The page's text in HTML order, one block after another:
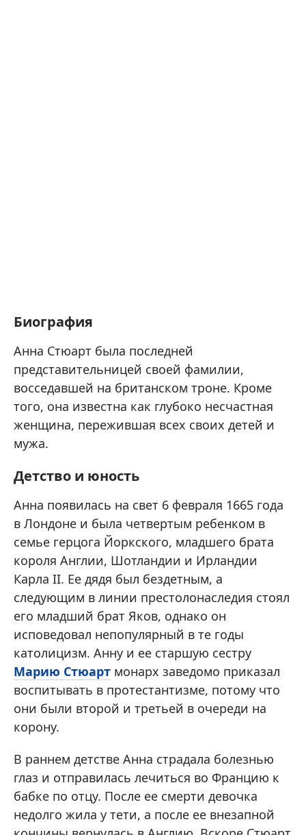
Биография
Анна Стюарт была последней
представительницей своей фамилии,
восседавшей на британском троне. Кроме
того, она известна как глубоко несчастная
женщина, пережившая всех своих детей и
мужа.
Детство и юность
Анна появилась на свет 6 февраля 1665 года
в Лондоне и была четвертым ребенком в
семье герцога Йоркского, младшего брата
короля Англии, Шотландии и Ирландии
Карла II. Ее дядя был бездетным, а
следующим в линии престолонаследия стоял
его младший брат Яков, однако он
исповедовал непопулярный в те годы
католицизм. Анну и ее старшую сестру
Марию Стюарт монарх заведомо приказал
воспитывать в протестантизме, потому что
они были второй и третьей в очереди на
корону.
В раннем детстве Анна страдала болезнью
глаз и отправилась лечиться во Францию к
бабке по отцу. После ее смерти девочка
недолго жила у тети, а после ее внезапной